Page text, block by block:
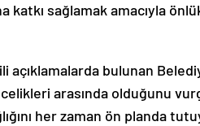
katkı sağlamak amacıyla önlük
açıklamalarda bulunan
arasında olduğunu
her zaman ön planda